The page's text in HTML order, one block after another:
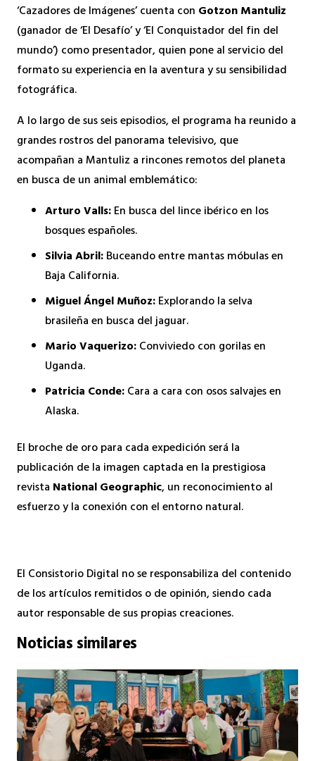
‘Cazadores de Imágenes’ cuenta con Gotzon Mantuliz
(ganador de ‘El Desafío’ y ‘El Conquistador del fin del
mundo’) como presentador, quien pone al servicio del
formato su experiencia en la aventura y su sensibilidad
fotográfica.
A lo largo de sus seis episodios, el programa ha reunido a
grandes rostros del panorama televisivo, que
acompañan a Mantuliz a rincones remotos del planeta
en busca de un animal emblemático:
Arturo Valls:En busca del lince ibérico en los
bosques españoles.
Silvia Abril:Buceando entre mantas móbulas en
Baja California.
Miguel Ángel Muñoz:Explorando la selva
brasileña en busca del jaguar.
Mario Vaquerizo:Conviviedo con gorilas en
Uganda.
Patricia Conde:Cara a cara con osos salvajes en
Alaska.
El broche de oro para cada expedición será la
publicación de la imagen captada en la prestigiosa
revista National Geographic, un reconocimiento al
esfuerzo y la conexión con el entorno natural.
El Consistorio Digital no se responsabiliza del contenido
de los artículos remitidos o de opinión, siendo cada
autor responsable de sus propias creaciones.
Noticias similares